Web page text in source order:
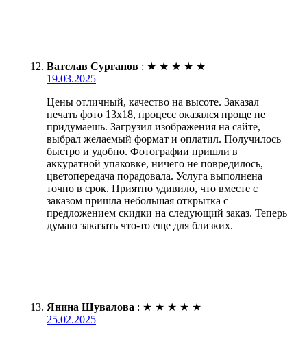
Ватслав Сурганов : ★ ★ ★ ★ ★
19.03.2025
Цены отличный, качество на высоте. Заказал
печать фото 13х18, процесс оказался проще не
придумаешь. Загрузил изображения на сайте,
выбрал желаемый формат и оплатил. Получилось
быстро и удобно. Фотографии пришли в
аккуратной упаковке, ничего не повредилось,
цветопередача порадовала. Услуга выполнена
точно в срок. Приятно удивило, что вместе с
заказом пришла небольшая открытка с
предложением скидки на следующий заказ. Теперь
думаю заказать что-то еще для близких.
Янина Шувалова : ★ ★ ★ ★ ★
25.02.2025